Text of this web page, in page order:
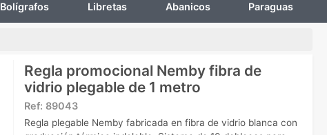
Bolígrafos Libretas Abanicos Paraguas
Regla promocional Nemby fibra de
vidrio plegable de 1 metro
Ref: 89043
Regla plegable Nemby fabricada en fibra de vidrio blanca con